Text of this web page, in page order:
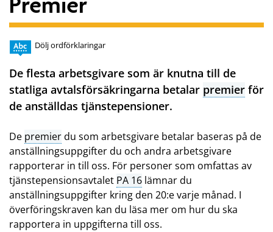
Dölj ordförklaringar
De flesta arbetsgivare som är knutna till de
statliga avtalsförsäkringarna betalar premier för
de anställdas tjänstepensioner.
De premierdu som arbetsgivare betalar baseras på de
anställningsuppgifter du och andra arbetsgivare
rapporterar in till oss. För personer som omfattas av
tjänstepensionsavtalet PA 16 lämnar du
anställningsuppgifter kring den 20:e varje månad. I
överföringskraven kan du läsa mer om hur du ska
rapportera in uppgifterna till oss.